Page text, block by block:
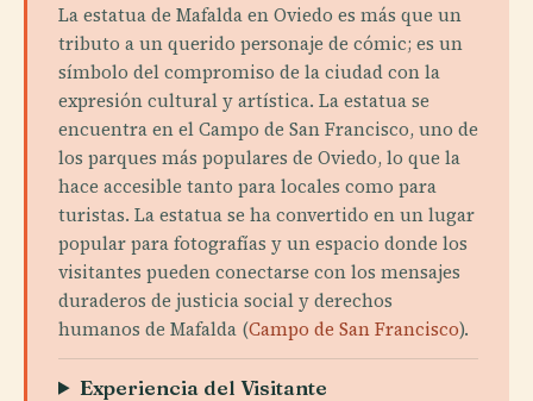
La estatua de Mafalda en Oviedo es más que un
tributo a un querido personaje de cómic; es un
símbolo del compromiso de la ciudad con la
expresión cultural y artística. La estatua se
encuentra en el Campo de San Francisco, uno de
los parques más populares de Oviedo, lo que la
hace accesible tanto para locales como para
turistas. La estatua se ha convertido en un lugar
popular para fotografías y un espacio donde los
visitantes pueden conectarse con los mensajes
duraderos de justicia social y derechos
humanos de Mafalda (Campo de San Francisco).
Experiencia del Visitante